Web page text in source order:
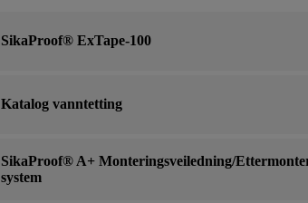
SikaProof® ExTape-100
Katalog vanntetting
SikaProof® A+ Monteringsveiledning/
system